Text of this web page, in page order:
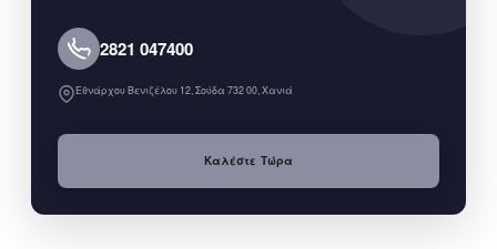
2821 047400
Εθνάρχου Βενιζέλου 12, Σούδα 732 00, Χανιά
Καλέστε Τώρα